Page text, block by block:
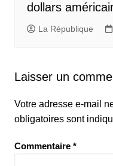
dollars
La République
Laisser un
Votre adresse e-mail
obligatoires sont
Commentaire *